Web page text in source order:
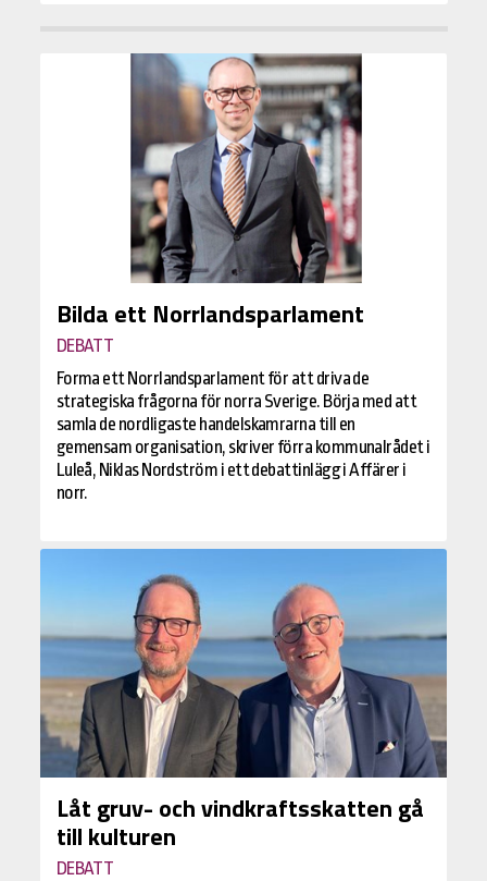
Bilda ett Norrlandsparlament
DEBATT
Forma ett Norrlandsparlament för att driva de
strategiska frågorna för norra Sverige. Börja med att
samla de nordligaste handelskamrarna till en
gemensam organisation, skriver förra kommunalrådet i
Luleå, Niklas Nordström i ett debattinlägg i Affärer i
norr.
Låt gruv- och vindkraftsskatten gå
till kulturen
DEBATT